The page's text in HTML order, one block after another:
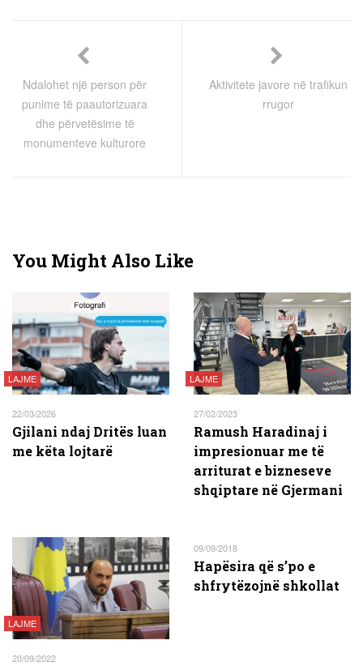
Ndalohet një person për
punime të paautorizuara
dhe përvetësime të
monumenteve kulturore
Aktivitete javore në trafikun
rrugor
You Might Also Like
LAJME
22/03/2026
Gjilani ndaj Dritës luan
me këta lojtarë
LAJME
27/02/2023
Ramush Haradinaj i
impresionuar me të
arriturat e bizneseve
shqiptare në Gjermani
LAJME
20/09/2022
09/09/2018
Hapësira që s’po e
shfrytëzojnë shkollat